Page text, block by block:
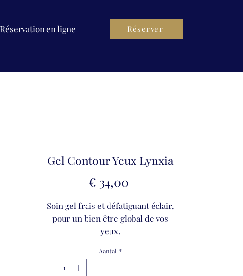
Réservation en ligne Réserver
Gel Contour Yeux Lynxia
€ 34,00
Soin gel frais et défatiguant éclair,
pour un bien être global de vos
yeux.
Aantal *